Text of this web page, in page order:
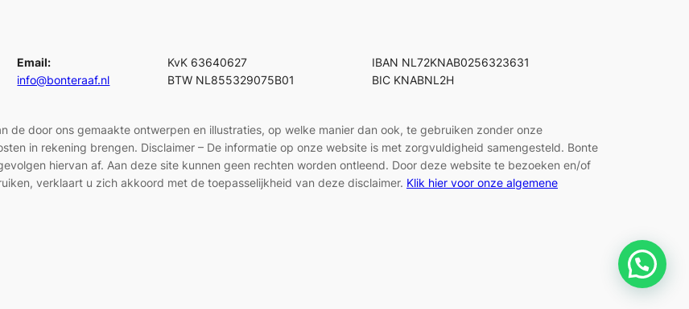
Email:
info@bonteraaf.nl
KvK 63640627
BTW NL855329075B01
IBAN NL72KNAB0256323631
BIC KNABNL2H
de door ons gemaakte ontwerpen en illustraties, op welke manier dan ook, te gebruiken zonder onze
in rekening brengen. Disclaimer – De informatie op onze website is met zorgvuldigheid samengesteld. Bonte
hiervan af. Aan deze site kunnen geen rechten worden ontleend. Door deze website te bezoeken en/of
verklaart u zich akkoord met de toepasselijkheid van deze disclaimer. Klik hier voor onze algemene